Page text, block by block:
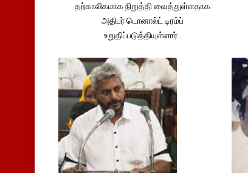
தற்காலிகமாக நிறுத்தி வைத்துள்ளதாக
அதிபர் டொனால்ட் டிரம்ப்
உறுதிப்படுத்தியுள்ளார் .